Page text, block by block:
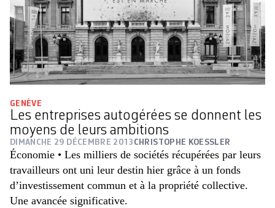
GENÈVE
Les entreprises autogérées se donnent les
moyens de leurs ambitions
DIMANCHE 29 DÉCEMBRE 2013 CHRISTOPHE KOESSLER
Économie • Les milliers de sociétés récupérées par leurs
travailleurs ont uni leur destin hier grâce à un fonds
d’investissement commun et à la propriété collective.
Une avancée significative.